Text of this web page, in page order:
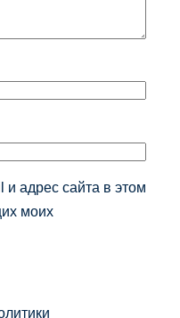
адрес сайта в этом
моих